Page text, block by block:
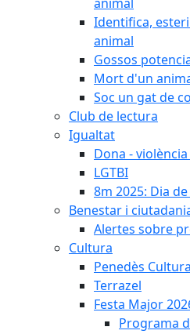
Identifica,
animal
Gossos
Mort d'un
Soc un gat de
Club de lectura
Igualtat
Dona -
LGTBI
8m 2025: Dia
Benestar i
Alertes sobre
Cultura
Penedès Cultura
Terrazel
Festa Major
Programa